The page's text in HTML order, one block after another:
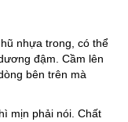
nhựa trong, có thể
đậm. Cầm lên
bên trên mà
mịn phải nói. Chất